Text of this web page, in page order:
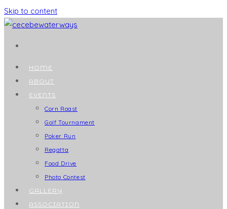
Skip to content
HOME
ABOUT
EVENTS
Corn Roast
Golf Tournament
Poker Run
Regatta
Food Drive
Photo Contest
GALLERY
ASSOCIATION